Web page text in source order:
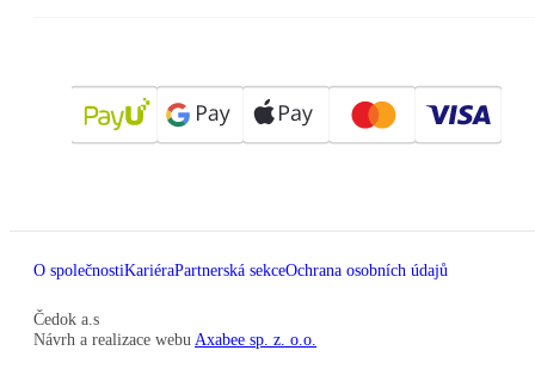
O společnostiKariéraPartnerská sekceOchrana osobních údajů
Čedok a.s
Návrh a realizace webu Axabee sp. z. o.o.